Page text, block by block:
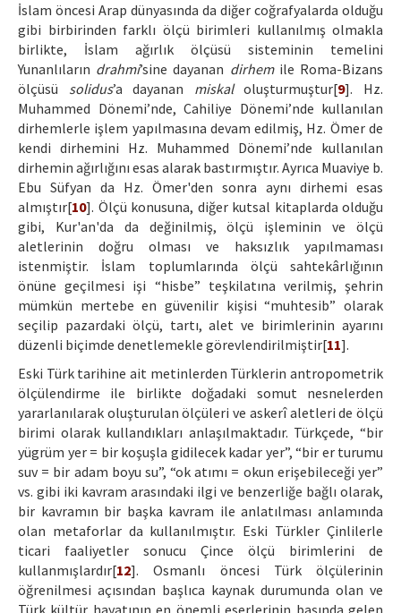
İslam öncesi Arap dünyasında da diğer coğrafyalarda olduğu
gibi birbirinden farklı ölçü birimleri kullanılmış olmakla
birlikte, İslam ağırlık ölçüsü sisteminin temelini
Yunanlıların drahmi’sine dayanan dirhemile Roma-Bizans
ölçüsü solidus’a dayanan miskaloluşturmuştur[9]. Hz.
Muhammed Dönemi’nde, Cahiliye Dönemi’nde kullanılan
dirhemlerle işlem yapılmasına devam edilmiş, Hz. Ömer de
kendi dirhemini Hz. Muhammed Dönemi’nde kullanılan
dirhemin ağırlığını esas alarak bastırmıştır. Ayrıca Muaviye b.
Ebu Süfyan da Hz. Ömer'den sonra aynı dirhemi esas
almıştır[10]. Ölçü konusuna, diğer kutsal kitaplarda olduğu
gibi, Kur'an'da da değinilmiş, ölçü işleminin ve ölçü
aletlerinin doğru olması ve haksızlık yapılmaması
istenmiştir. İslam toplumlarında ölçü sahtekârlığının
önüne geçilmesi işi “hisbe” teşkilatına verilmiş, şehrin
mümkün mertebe en güvenilir kişisi “muhtesib” olarak
seçilip pazardaki ölçü, tartı, alet ve birimlerinin ayarını
düzenli biçimde denetlemekle görevlendirilmiştir[11].
Eski Türk tarihine ait metinlerden Türklerin antropometrik
ölçülendirme ile birlikte doğadaki somut nesnelerden
yararlanılarak oluşturulan ölçüleri ve askerî aletleri de ölçü
birimi olarak kullandıkları anlaşılmaktadır. Türkçede, “bir
yügrüm yer = bir koşuşla gidilecek kadar yer”, “bir er turumu
suv = bir adam boyu su”, “ok atımı = okun erişebileceği yer”
vs. gibi iki kavram arasındaki ilgi ve benzerliğe bağlı olarak,
bir kavramın bir başka kavram ile anlatılması anlamında
olan metaforlar da kullanılmıştır. Eski Türkler Çinlilerle
ticari faaliyetler sonucu Çince ölçü birimlerini de
kullanmışlardır[12]. Osmanlı öncesi Türk ölçülerinin
öğrenilmesi açısından başlıca kaynak durumunda olan ve